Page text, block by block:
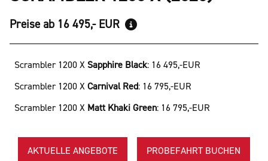
Preise ab 16 495,- EUR
Scrambler 1200 X Sapphire Black: 16 495,-EUR
Scrambler 1200 X Carnival Red: 16 795,-EUR
Scrambler 1200 X Matt Khaki Green: 16 795,-EUR
PROBEFAHRT BUCHEN
AKTUELLE ANGEBOTE